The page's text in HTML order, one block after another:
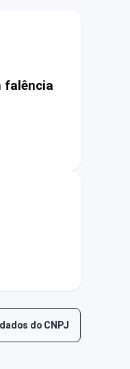
falência
do CNPJ